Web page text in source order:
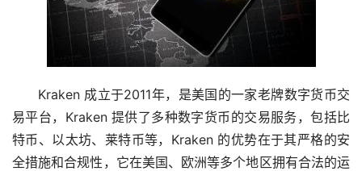
Kraken 成立于2011年，是美国的一家老牌数字货币交
易平台，Kraken 提供了多种数字货币的交易服务，包括比
特币、以太坊、莱特币等，Kraken 的优势在于其严格的安
全措施和合规性，它在美国、欧洲等多个地区拥有合法的运